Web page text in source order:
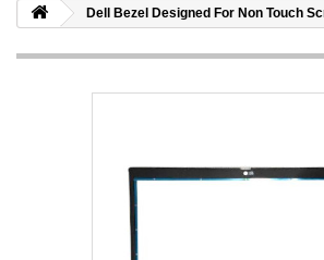
Dell Bezel Designed For Non Touch